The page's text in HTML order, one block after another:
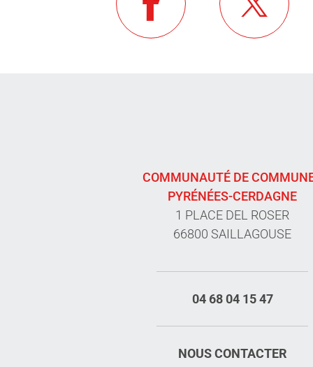
COMMUNAUTÉ DE
PYRÉNÉES-CERDAGNE
1 PLACE DEL ROSER
66800 SAILLAGOUSE
04 68 04 15 47
NOUS CONTACTER